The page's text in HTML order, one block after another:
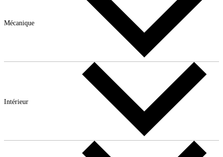
Mécanique
Intérieur